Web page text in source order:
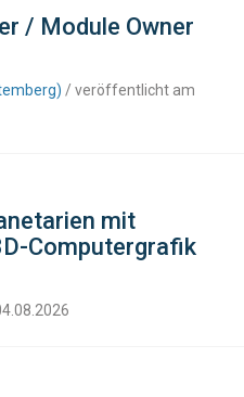
/ Module Owner
/ veröffentlicht am
mit
Computergrafik